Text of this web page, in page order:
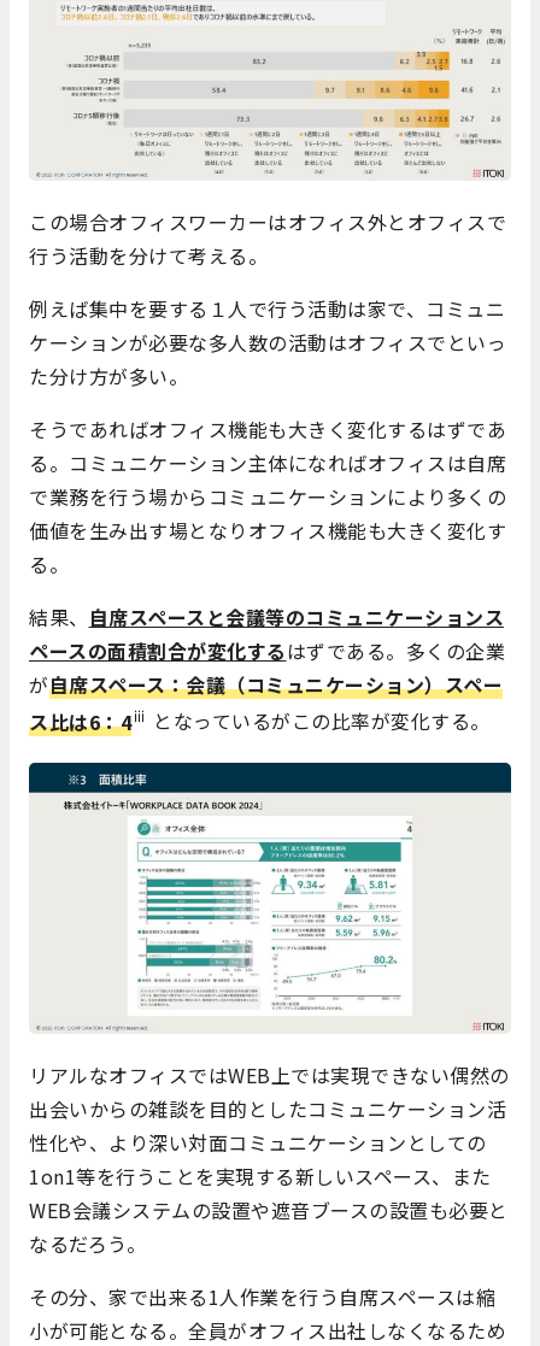
この場合オフィスワーカーはオフィス外とオフィスで
行う活動を分けて考える。
例えば集中を要する１人で行う活動は家で、コミュニ
ケーションが必要な多人数の活動はオフィスでといっ
た分け方が多い。
そうであればオフィス機能も大きく変化するはずであ
る。コミュニケーション主体になればオフィスは自席
で業務を行う場からコミュニケーションにより多くの
価値を生み出す場となりオフィス機能も大きく変化す
る。
結果、 自席スペースと会議等のコミュニケーションス
ペースの面積割合が変化するはずである。多くの企業
が自席スペース：会議（コミュニケーション）スペー
ス比は6：4ⅲ となっているがこの比率が変化する。
リアルなオフィスではWEB上では実現できない偶然の
出会いからの雑談を目的としたコミュニケーション活
性化や、より深い対面コミュニケーションとしての
1on1等を行うことを実現する新しいスペース、また
WEB会議システムの設置や遮音ブースの設置も必要と
なるだろう。
その分、家で出来る1人作業を行う自席スペースは縮
小が可能となる。全員がオフィス出社しなくなるため